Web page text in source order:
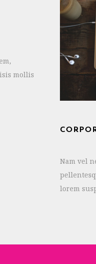
mollis
Nam vel
lorem